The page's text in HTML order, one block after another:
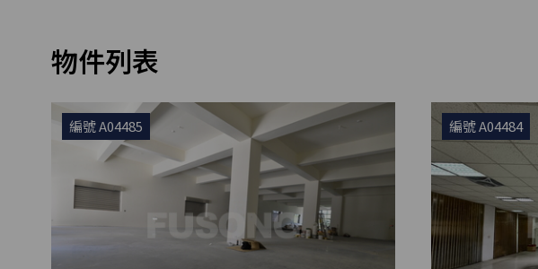
物件列表
編號 A04485 編號 A04484